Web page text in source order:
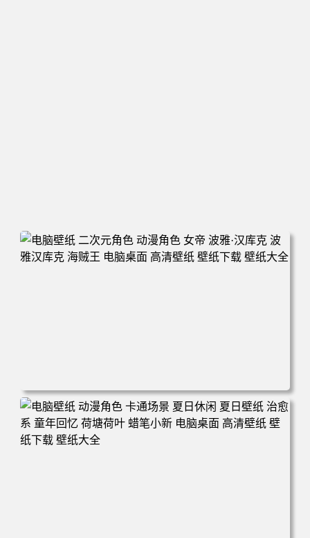
电脑壁纸 二次元角色 动漫角色 女帝 波雅·汉库克 波雅汉库
克 海贼王 电脑桌面 高清壁纸 壁纸下载 壁纸大全